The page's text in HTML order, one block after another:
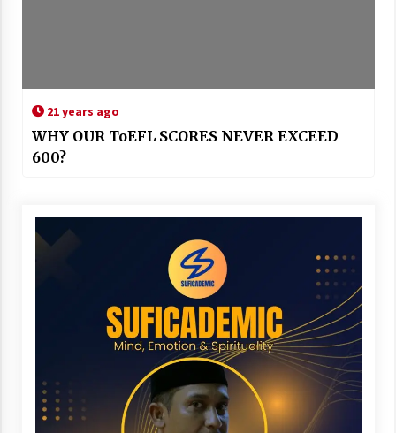
21 years ago
WHY OUR ToEFL SCORES NEVER EXCEED
600?